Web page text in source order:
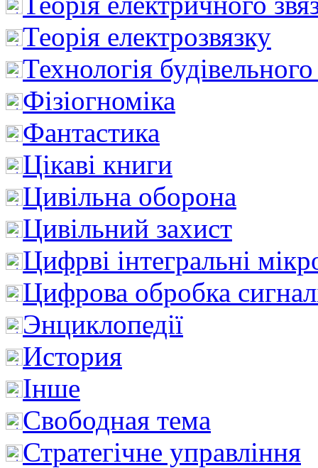
Теорія електрозвязку
Технологія
Фізіогноміка
Фантастика
Цікаві книги
Цивільна оборона
Цивільний захист
Цифрві інтегральні
Цифрова обробка
Энциклопедії
История
Інше
Свободная тема
Стратегічне управління